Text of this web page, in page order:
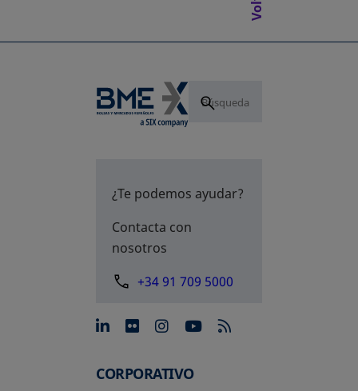
¿Te podemos ayudar?
Contacta con
nosotros
+34 91 709 5000
se abre en una pestaña
se abre en una pestaña
se abre en una
se abre en una
CORPORATIVO